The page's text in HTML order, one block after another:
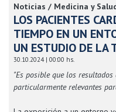
Noticias / Medicina y
LOS PACIENTES
TIEMPO EN UN
UN ESTUDIO DE LA
30.10.2024 | 00:00 hs.
"Es posible que los
particularmente relevantes